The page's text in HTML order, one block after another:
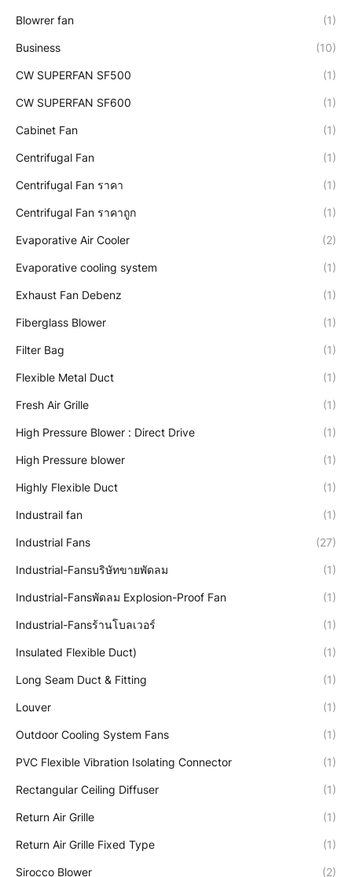
Blowrer fan (1)
Business (10)
CW SUPERFAN SF500 (1)
CW SUPERFAN SF600 (1)
Cabinet Fan (1)
Centrifugal Fan (1)
Centrifugal Fan ราคา (1)
Centrifugal Fan ราคาถูก (1)
Evaporative Air Cooler (2)
Evaporative cooling system (1)
Exhaust Fan Debenz (1)
Fiberglass Blower (1)
Filter Bag (1)
Flexible Metal Duct (1)
Fresh Air Grille (1)
High Pressure Blower : Direct Drive (1)
High Pressure blower (1)
Highly Flexible Duct (1)
Industrail fan (1)
Industrial Fans (27)
Industrial-Fansบริษัทขายพัดลม (1)
Industrial-Fansพัดลม Explosion-Proof Fan (1)
Industrial-Fansร้านโบลเวอร์ (1)
Insulated Flexible Duct) (1)
Long Seam Duct & Fitting (1)
Louver (1)
Outdoor Cooling System Fans (1)
PVC Flexible Vibration Isolating Connector (1)
Rectangular Ceiling Diffuser (1)
Return Air Grille (1)
Return Air Grille Fixed Type (1)
Sirocco Blower (2)